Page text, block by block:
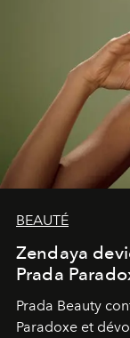
BEAUTÉ
Zendaya
Prada
Prada Beauty
Paradoxe et